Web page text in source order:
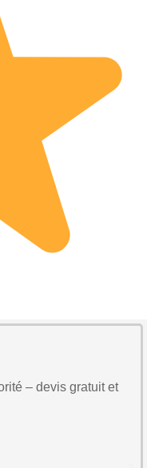
– devis gratuit et